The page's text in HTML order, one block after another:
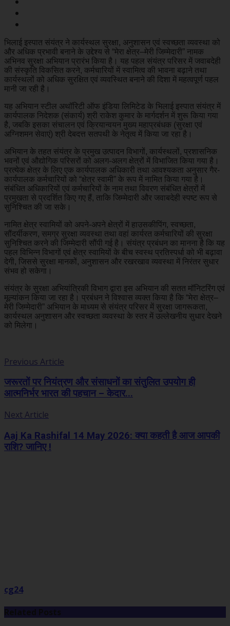
भिलाई इस्पात संयंत्र ने कार्यस्थल सुरक्षा, अनुशासन एवं स्वच्छता व्यवस्था को
और अधिक प्रभावी बनाने के उद्देश्य से “मेरा क्षेत्र–मेरी जिम्मेदारी” नामक
अभिनव सुरक्षा अभियान प्रारंभ किया है। यह पहल संयंत्र परिसर में जवाबदेही
की संस्कृति विकसित करने, कर्मचारियों में स्वामित्व की भावना बढ़ाने तथा
कार्यस्थलों को अधिक सुरक्षित एवं व्यवस्थित बनाने की दिशा में महत्वपूर्ण पहल
मानी जा रही है।
यह अभियान स्टील अथॉरिटी ऑफ इंडिया लिमिटेड के भिलाई इस्पात संयंत्र में
कार्यपालक निदेशक (संकार्य) श्री राकेश कुमार के मार्गदर्शन में शुरू किया गया
है, जबकि इसका संचालन एवं क्रियान्वयन मुख्य महाप्रबंधक (सुरक्षा एवं
अग्निशमन सेवाएं) श्री देबदत्त सतपथी के नेतृत्व में किया जा रहा है।
अभियान के तहत संयंत्र के प्रमुख उत्पादन विभागों, कार्यस्थलों, प्रशासनिक
भवनों एवं औद्योगिक परिसरों को अलग-अलग क्षेत्रों में विभाजित किया गया है।
प्रत्येक क्षेत्र के लिए एक कार्यपालक अधिकारी तथा आवश्यकता अनुसार गैर-
कार्यपालक कर्मचारियों को “क्षेत्र स्वामी” के रूप में नामित किया गया है।
संबंधित अधिकारियों एवं कर्मचारियों के नाम तथा विवरण संबंधित क्षेत्रों में
प्रमुखता से प्रदर्शित किए गए हैं, ताकि जिम्मेदारी और जवाबदेही स्पष्ट रूप से
सुनिश्चित की जा सके।
नामित क्षेत्र स्वामियों को अपने-अपने क्षेत्रों में हाउसकीपिंग, स्वच्छता,
सौंदर्यीकरण, समग्र सुरक्षा व्यवस्था तथा वहां कार्यरत कर्मचारियों की सुरक्षा
सुनिश्चित करने की जिम्मेदारी सौंपी गई है। संयंत्र प्रबंधन का मानना है कि यह
पहल विभिन्न विभागों एवं क्षेत्र स्वामियों के बीच स्वस्थ प्रतिस्पर्धा को भी बढ़ावा
देगी, जिससे सुरक्षा मानकों, अनुशासन और रखरखाव व्यवस्था में निरंतर सुधार
संभव हो सकेगा।
संयंत्र के सुरक्षा अभियांत्रिकी विभाग द्वारा इस अभियान की सतत मॉनिटरिंग एवं
मूल्यांकन किया जा रहा है। प्रबंधन ने विश्वास व्यक्त किया है कि “मेरा क्षेत्र–
मेरी जिम्मेदारी” अभियान के माध्यम से संयंत्र परिसर में सुरक्षा जागरूकता,
कार्यस्थल अनुशासन और स्वच्छता व्यवस्था के स्तर में उल्लेखनीय सुधार देखने
को मिलेगा।
Previous Article
जरूरतों पर नियंत्रण और संसाधनों का संतुलित उपयोग ही
आत्मनिर्भर भारत की पहचान – केदार...
Next Article
Aaj Ka Rashifal 14 May 2026: क्या कहती है आज आपकी
राशि? जानिए !
cg24